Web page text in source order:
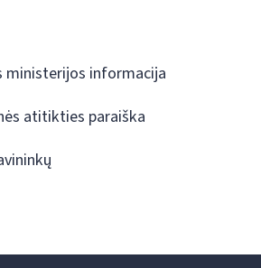
ministerijos informacija
atitikties paraiška